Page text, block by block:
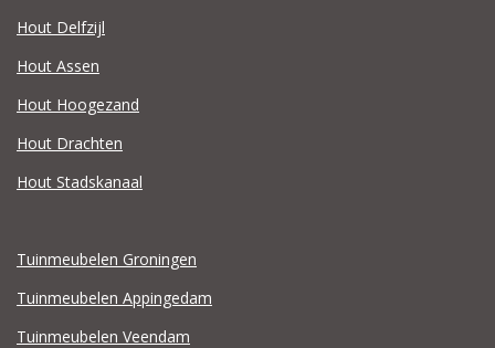
Hout Delfzijl
Hout Assen
Hout Hoogezand
Hout Drachten
Hout Stadskanaal
Tuinmeubelen Groningen
Tuinmeubelen Appingedam
Tuinmeubelen Veendam